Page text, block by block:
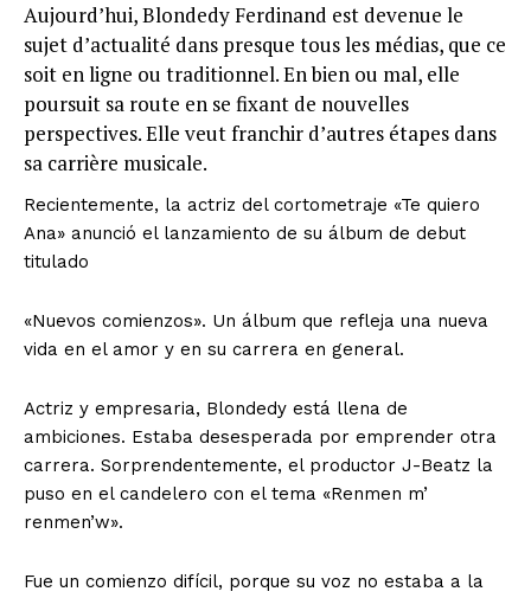
Aujourd’hui, Blondedy Ferdinand est devenue le
sujet d’actualité dans presque tous les médias, que ce
soit en ligne ou traditionnel. En bien ou mal, elle
poursuit sa route en se fixant de nouvelles
perspectives. Elle veut franchir d’autres étapes dans
sa carrière musicale.
Recientemente, la actriz del cortometraje «Te quiero
Ana» anunció el lanzamiento de su álbum de debut
titulado
«Nuevos comienzos». Un álbum que refleja una nueva
vida en el amor y en su carrera en general.
Actriz y empresaria, Blondedy está llena de
ambiciones. Estaba desesperada por emprender otra
carrera. Sorprendentemente, el productor J-Beatz la
puso en el candelero con el tema «Renmen m’
renmen’w».
Fue un comienzo difícil, porque su voz no estaba a la